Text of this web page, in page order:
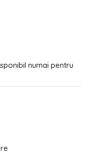
numai pentru